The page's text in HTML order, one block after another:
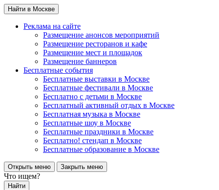
Найти в Москве
Реклама на сайте
Размещение анонсов мероприятий
Размещение ресторанов и кафе
Размещение мест и площадок
Размещение баннеров
Бесплатные события
Бесплатные выставки в Москве
Бесплатные фестивали в Москве
Бесплатно с детьми в Москве
Бесплатный активный отдых в Москве
Бесплатная музыка в Москве
Бесплатные шоу в Москве
Бесплатные праздники в Москве
Бесплатно! стендап в Москве
Бесплатные образование в Москве
Открыть меню Закрыть меню
Что ищем?
Найти